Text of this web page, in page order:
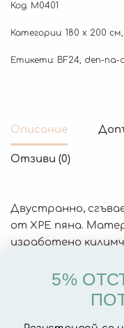
Код: М0401
Категории: 180 x 200 см,
Етикети: BF24, den-na-
Описание
Отзиви (0)
Двустранно,
от XPE пяна.
изработено
безопасен, което
от деца, дори и в
5%